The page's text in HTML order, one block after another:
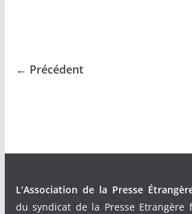
← Précédent
L’Association de la Presse
du syndicat de la Presse Etrangère